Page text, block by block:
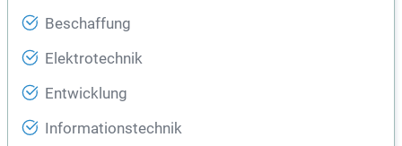
Beschaffung
Elektrotechnik
Entwicklung
Informationstechnik